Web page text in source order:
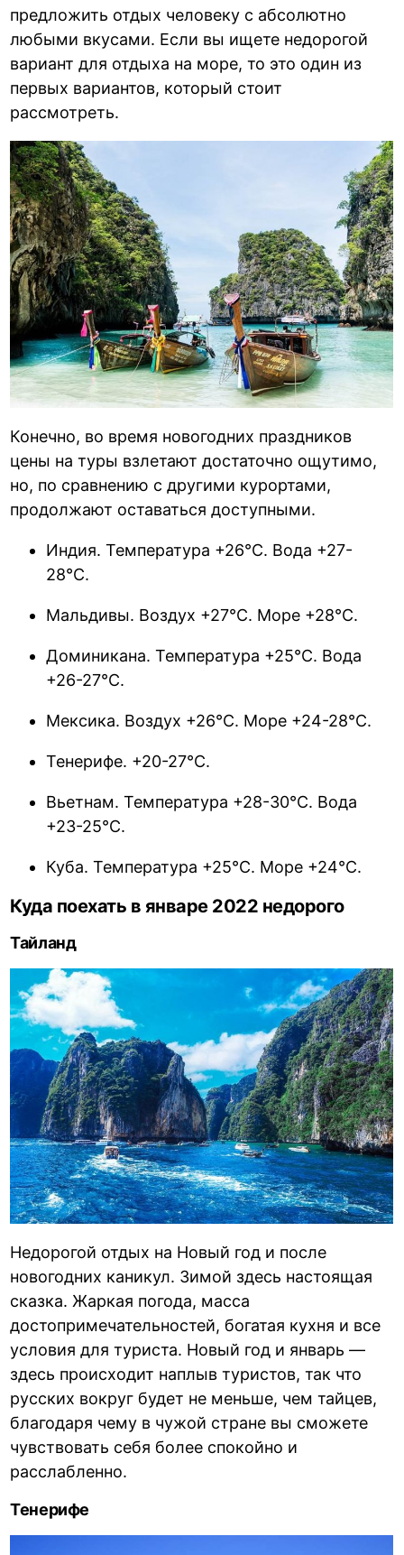
предложить отдых человеку с абсолютно
любыми вкусами. Если вы ищете недорогой
вариант для отдыха на море, то это один из
первых вариантов, который стоит
рассмотреть.
Конечно, во время новогодних праздников
цены на туры взлетают достаточно ощутимо,
но, по сравнению с другими курортами,
продолжают оставаться доступными.
Индия. Температура +26°С. Вода +27-
28°С.
Мальдивы. Воздух +27°С. Море +28°С.
Доминикана. Температура +25°С. Вода
+26-27°С.
Мексика. Воздух +26°С. Море +24-28°С.
Тенерифе. +20-27°С.
Вьетнам. Температура +28-30°С. Вода
+23-25°С.
Куба. Температура +25°С. Море +24°С.
Куда поехать в январе 2022 недорого
Тайланд
Недорогой отдых на Новый год и после
новогодних каникул. Зимой здесь настоящая
сказка. Жаркая погода, масса
достопримечательностей, богатая кухня и все
условия для туриста. Новый год и январь —
здесь происходит наплыв туристов, так что
русских вокруг будет не меньше, чем тайцев,
благодаря чему в чужой стране вы сможете
чувствовать себя более спокойно и
расслабленно.
Тенерифе